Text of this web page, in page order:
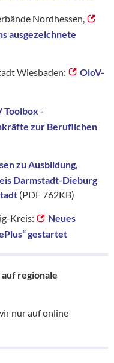
Nordhessen,
ausgezeichnete
Wiesbaden:
OloV-
Toolbox -
zur Beruflichen
zu Ausbildung,
Darmstadt-Dieburg
(PDF 762KB)
Kreis:
Neues
gestartet
regionale
nur auf online